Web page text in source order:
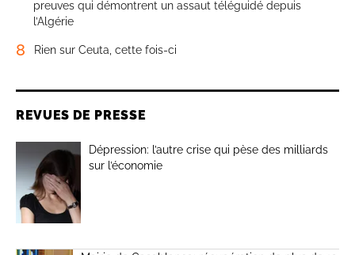
preuves qui démontrent un assaut téléguidé depuis
l’Algérie
8 Rien sur Ceuta, cette fois-ci
REVUES DE PRESSE
Dépression: l’autre crise qui pèse des milliards
sur l’économie